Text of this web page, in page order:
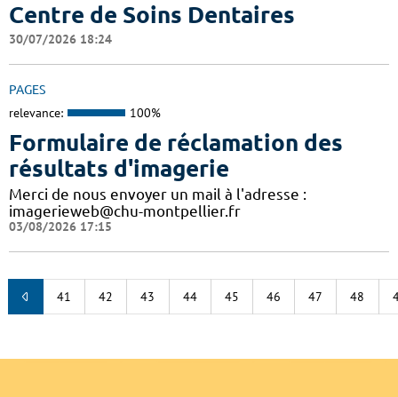
Centre de Soins Dentaires
30/07/2026 18:24
PAGES
relevance: 100%
Formulaire de réclamation des
résultats d'imagerie
Merci de nous envoyer un mail à l'adresse :
imagerieweb@chu-montpellier.fr
03/08/2026 17:15
41 42 43 44 45 46 47 48